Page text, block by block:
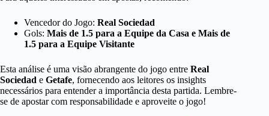
Vencedor do Jogo: Real Sociedad
Gols: Mais de 1.5 para a Equipe da Casa e Mais de
1.5 para a Equipe Visitante
Esta análise é uma visão abrangente do jogo entre Real
Sociedad e Getafe, fornecendo aos leitores os insights
necessários para entender a importância desta partida. Lembre-
se de apostar com responsabilidade e aproveite o jogo!